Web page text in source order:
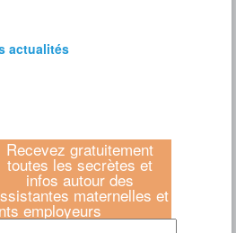
Recevez gratuitement
toutes les secrètes et
infos autour des
maternelles et
employeurs